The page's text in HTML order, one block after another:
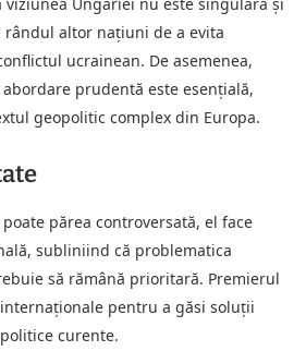
viziunea Ungariei nu este singulară și
rândul altor națiuni de a evita
ucrainean. De asemenea,
prudentă este esențială,
geopolitic complex din Europa.
părea controversată, el face
subliniind că problematica
să rămână prioritară. Premierul
pentru a găsi soluții
curente.